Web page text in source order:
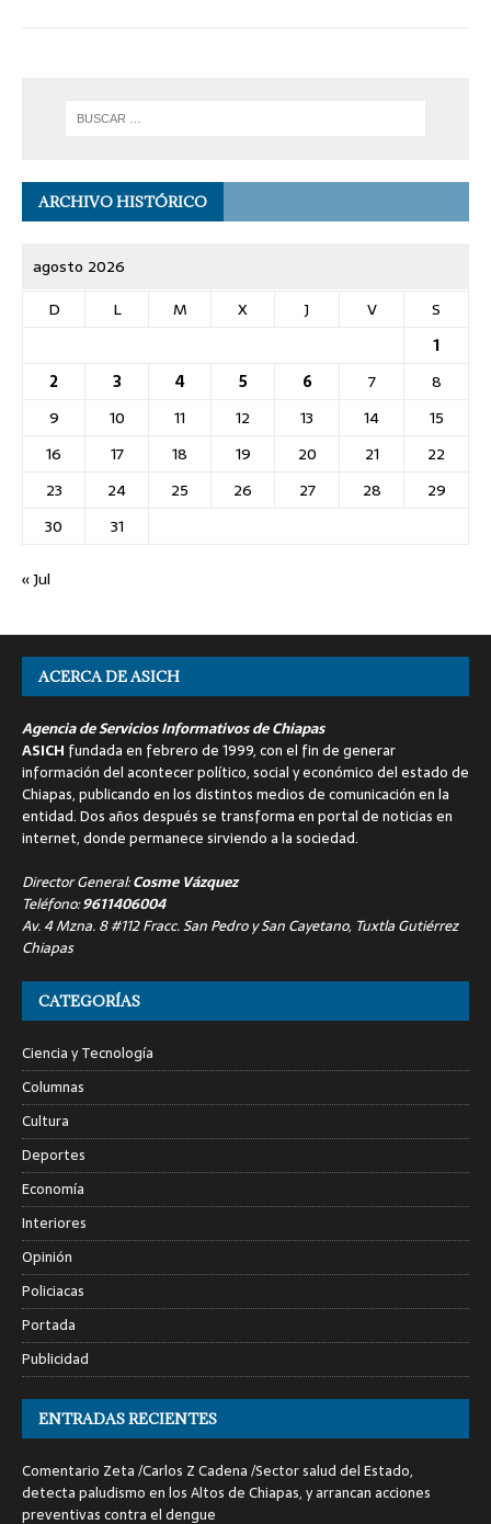
ARCHIVO HISTÓRICO
agosto 2026
D
L M X J V
S
1
2
3 4 5 6 7
8
9
10 11 12 13 14
15
16
17 18 19 20 21
22
23
24 25 26 27 28
29
30
31
« Jul
ACERCA DE ASICH
Agencia de Servicios Informativos de Chiapas
ASICH fundada en febrero de 1999, con el fin de generar
información del acontecer político, social y económico del estado de
Chiapas, publicando en los distintos medios de comunicación en la
entidad. Dos años después se transforma en portal de noticias en
internet, donde permanece sirviendo a la sociedad.
Director General:Cosme Vázquez
Teléfono:9611406004
Av. 4 Mzna. 8 #112 Fracc. San Pedro y San Cayetano, Tuxtla Gutiérrez
Chiapas
CATEGORÍAS
Ciencia y Tecnología
Columnas
Cultura
Deportes
Economía
Interiores
Opinión
Policiacas
Portada
Publicidad
ENTRADAS RECIENTES
Comentario Zeta /Carlos Z Cadena /Sector salud del Estado,
detecta paludismo en los Altos de Chiapas, y arrancan acciones
preventivas contra el dengue